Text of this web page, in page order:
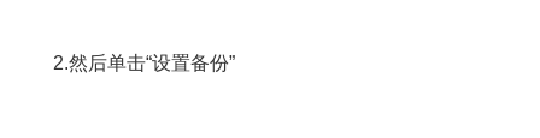
2.然后单击“设置备份”